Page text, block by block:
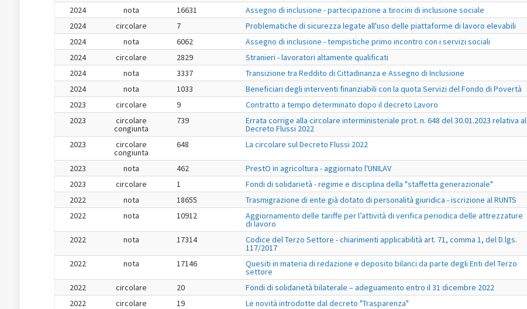
2024 nota 16631
Assegno di inclusione - partecipazione a tirocini di inclusione sociale
2024
circolare 7
Problematiche di sicurezza legate all'uso delle piattaforme di lavoro elevabili
2024
nota 6062
Assegno di inclusione - tempistiche primo incontro con i servizi sociali
2024
circolare 2829
Stranieri - lavoratori altamente qualificati
2024
nota 3337
Transizione tra Reddito di Cittadinanza e Assegno di Inclusione
2024
nota 1033
Beneficiari degli interventi finanziabili con la quota Servizi del Fondo di Povertà
2023
circolare 9
Contratto a tempo determinato dopo il decreto Lavoro
2023
circolare
congiunta
739 Errata corrige alla circolare interministeriale prot. n. 648 del 30.01.2023 relativa al
Decreto Flussi 2022
2023
circolare
congiunta
648 La circolare sul Decreto Flussi 2022
2023 nota 462
PrestO in agricoltura - aggiornato l'UNILAV
2023
circolare 1
Fondi di solidarietà - regime e disciplina della "staffetta generazionale"
2022
nota 18655
Trasmigrazione di ente già dotato di personalità giuridica - iscrizione al RUNTS
2022
nota 10912 Aggiornamento delle tariffe per l’attività di verifica periodica delle attrezzature
di lavoro
2022
nota 17314 Codice del Terzo Settore - chiarimenti applicabilità art. 71, comma 1, del D.lgs.
117/2017
2022
nota 17146 Quesiti in materia di redazione e deposito bilanci da parte degli Enti del Terzo
settore
2022
circolare 20
Fondi di solidarietà bilaterale – adeguamento entro il 31 dicembre 2022
2022
circolare 19
Le novità introdotte dal decreto "Trasparenza"